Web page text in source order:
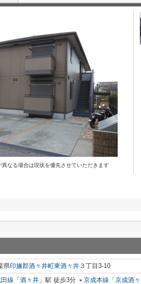
なる場合は現状を優先させていただきます
県印旛郡酒々井町東酒々井 ３丁目3-10
田線 「 酒々井 」駅 徒歩3分 京成本線 「 京成酒